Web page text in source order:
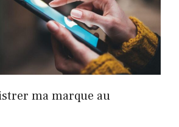
ma marque au